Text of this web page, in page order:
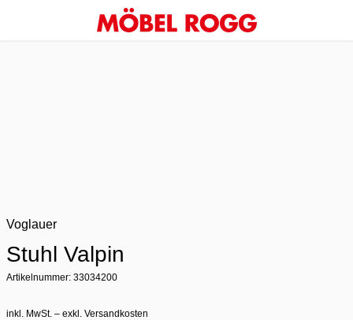
Voglauer
Stuhl Valpin
Artikelnummer: 33034200
inkl. MwSt. – exkl. Versandkosten